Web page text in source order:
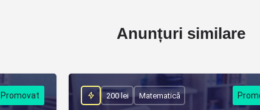
Anunțuri similare
200 lei Matematică